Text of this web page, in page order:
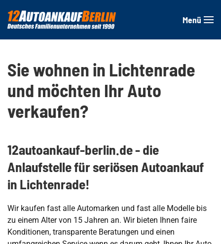
Zum Hauptinhalt springen
Menü
Sie wohnen in Lichtenrade
und möchten Ihr Auto
verkaufen?
12autoankauf-berlin.de - die
Anlaufstelle für seriösen Autoankauf
in Lichtenrade!
Wir kaufen fast alle Automarken und fast alle Modelle bis
zu einem Alter von 15 Jahren an. Wir bieten Ihnen faire
Konditionen, transparente Beratungen und einen